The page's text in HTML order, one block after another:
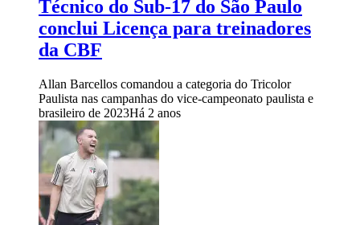
Técnico do Sub-17 do São Paulo
conclui Licença para treinadores
da CBF
Allan Barcellos comandou a categoria do Tricolor
Paulista nas campanhas do vice-campeonato paulista e
brasileiro de 2023Há 2 anos